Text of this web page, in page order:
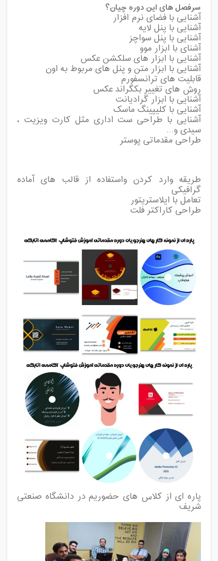
سرفصل های این دوره چیان؟
آشنایی با فضای نرم افزار
آشنایی با پنل لایه
آشنایی با پنل سواچز
آشنای با ابزار موو
آشنایی با ابزار های سلکشن عکس
آشنایی با ابزار متن و پنل های مربوط به اون
قابلیت های ترانسفورم
روش های تغییر بکگراند عکس
آشنایی با ابزار گرادیانت
آشنایی با کلیپینگ ماسک
آشنایی با طراحی ست اداری مثل کارت ویزیت ،
سیدی و...
طراحی مقدماتی پوستر
طریقه وارد کردن واستفاده از قالب های آماده
گرافیکی
تعامل با ایلاستریتور
طراحی کاراکتر فلت
پاره ای از کلاس های حضوریم در دانشگاه صنعتی
شریف